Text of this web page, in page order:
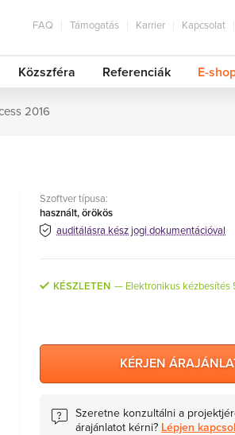
FAQ Támogatás Karrier Kapcsolat
Közszféra Referenciák E-
2016
Szoftver típusa:
használt, örökös
auditálásra kész jogi dokumentációval
KÉSZLETEN Elektronikus kézbesítés
KÉRJEN
Szeretne konzultálni a
árajánlatot kérni? Lépjen